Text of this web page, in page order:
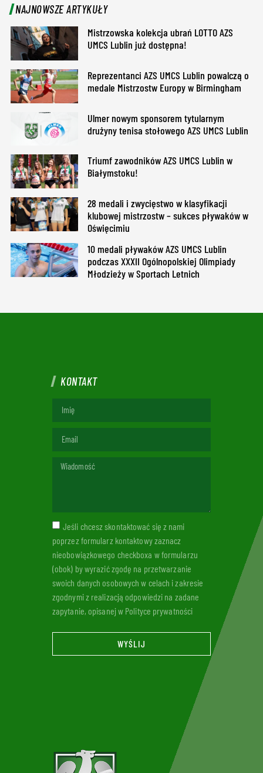
NAJNOWSZE ARTYKUŁY
Mistrzowska kolekcja ubrań LOTTO AZS
UMCS Lublin już dostępna!
Reprezentanci AZS UMCS Lublin powalczą o
medale Mistrzostw Europy w Birmingham
Ulmer nowym sponsorem tytularnym
drużyny tenisa stołowego AZS UMCS Lublin
Triumf zawodników AZS UMCS Lublin w
Białymstoku!
28 medali i zwycięstwo w klasyfikacji
klubowej mistrzostw – sukces pływaków w
Oświęcimiu
10 medali pływaków AZS UMCS Lublin
podczas XXXII Ogólnopolskiej Olimpiady
Młodzieży w Sportach Letnich
KONTAKT
Jeśli chcesz skontaktować się z nami
poprzez formularz kontaktowy zaznacz
nieobowiązkowego checkboxa w formularzu
(obok) by wyrazić zgodę na przetwarzanie
swoich danych osobowych w celach i zakresie
zgodnymi z realizacją odpowiedzi na zadane
zapytanie, opisanej w Polityce prywatności
WYŚLIJ